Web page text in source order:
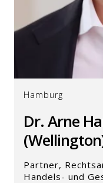
Hamburg
Dr. Arne
Partner,
Handels- und